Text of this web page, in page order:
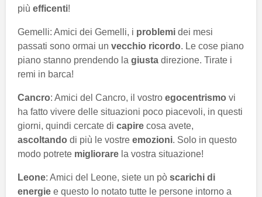
più efficenti!
Gemelli: Amici dei Gemelli, i problemi dei mesi
passati sono ormai un vecchio ricordo. Le cose piano
piano stanno prendendo la giusta direzione. Tirate i
remi in barca!
Cancro: Amici del Cancro, il vostro egocentrismo vi
ha fatto vivere delle situazioni poco piacevoli, in questi
giorni, quindi cercate di capire cosa avete,
ascoltando di più le vostre emozioni. Solo in questo
modo potrete migliorare la vostra situazione!
Leone: Amici del Leone, siete un pò scarichi di
energie e questo lo notato tutte le persone intorno a